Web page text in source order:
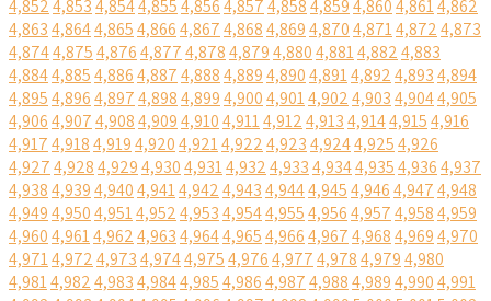
4,8524,8534,8544,8554,8564,8574,8584,8594,8604,8614,862
4,8634,8644,8654,8664,8674,8684,8694,8704,8714,8724,873
4,8744,8754,8764,8774,8784,8794,8804,8814,8824,883
4,8844,8854,8864,8874,8884,8894,8904,8914,8924,8934,894
4,8954,8964,8974,8984,8994,9004,9014,9024,9034,9044,905
4,9064,9074,9084,9094,9104,9114,9124,9134,9144,9154,916
4,9174,9184,9194,9204,9214,9224,9234,9244,9254,926
4,9274,9284,9294,9304,9314,9324,9334,9344,9354,9364,937
4,9384,9394,9404,9414,9424,9434,9444,9454,9464,9474,948
4,9494,9504,9514,9524,9534,9544,9554,9564,9574,9584,959
4,9604,9614,9624,9634,9644,9654,9664,9674,9684,9694,970
4,9714,9724,9734,9744,9754,9764,9774,9784,9794,980
4,9814,9824,9834,9844,9854,9864,9874,9884,9894,9904,991